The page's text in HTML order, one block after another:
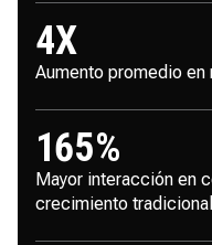
4X
Aumento promedio en
165%
Mayor interacción en
crecimiento